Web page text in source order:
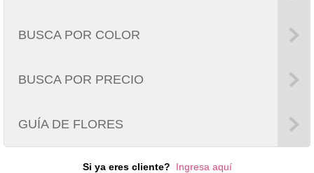
BUSCA POR COLOR
BUSCA POR PRECIO
GUÍA DE FLORES
Si ya eres cliente? Ingresa aquí